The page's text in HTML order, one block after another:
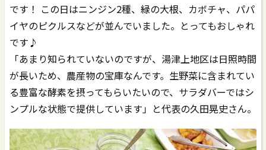
です！ この日はニンジン2種、緑の大根、カボチャ、パパ
イヤのピクルスなどが並んでいました。とってもおしゃれ
です♪
「あまり知られていないのですが、湯津上地区は日照時間
が長いため、農産物の宝庫なんです。生野菜に含まれてい
る豊富な酵素を摂ってもらいたいので、サラダバーではシ
ンプルな状態で提供しています」と代表の久田晃史さん。